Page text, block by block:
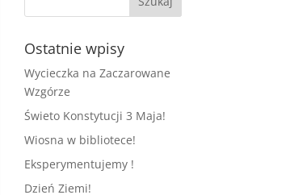
Ostatnie wpisy
Wycieczka na Zaczarowane
Wzgórze
Świeto Konstytucji 3 Maja!
Wiosna w bibliotece!
Eksperymentujemy !
Dzień Ziemi!